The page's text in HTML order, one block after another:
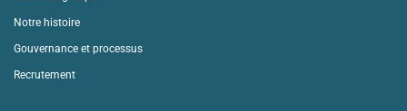
Notre histoire
Gouvernance et processus
Recrutement